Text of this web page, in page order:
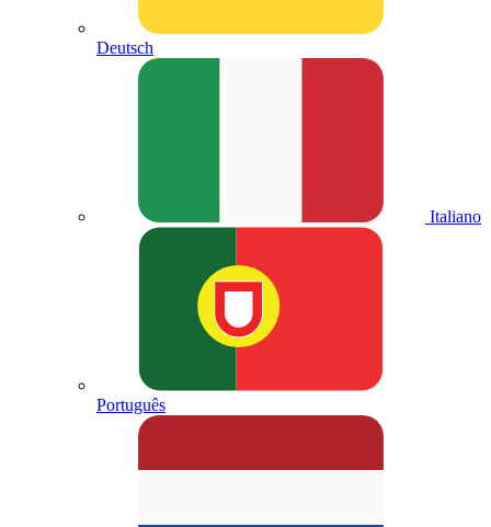
Deutsch
Italiano
Português